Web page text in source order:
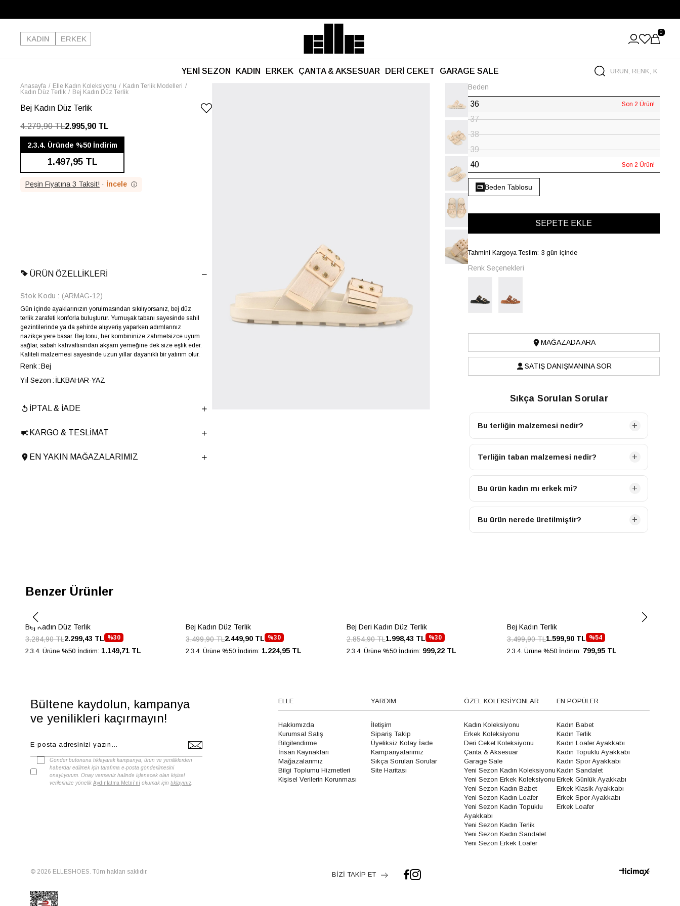
Kargo Ücretsiz!
KADIN
ERKEK
0
YENİ SEZON KADIN ERKEK ÇANTA & AKSESUAR DERİ CEKET GARAGE SALE
Anasayfa Elle Kadın Koleksiyonu
Kadın Terlik Modelleri
Kadın Düz Terlik
Bej Kadın Düz Terlik
Bej Kadın Düz Terlik
4.279,90 TL2.995,90 TL
2.3.4. Üründe %50 İndirim
1.497,95 TL
Peşin Fiyatına 3 Taksit! · İncele ⓘ
ÜRÜN ÖZELLIKLERI
Stok Kodu (ARMAG-12)
Gün içinde ayaklarınızın yorulmasından sıkılıyorsanız, bej düz
terlik zarafeti konforla buluşturur. Yumuşak tabanı sayesinde sahil
gezintilerinde ya da şehirde alışveriş yaparken adımlarınız
nazikçe yere basar. Bej tonu, her kombininize zahmetsizce uyum
sağlar, sabah kahvaltısından akşam yemeğine dek size eşlik eder.
Kaliteli malzemesi sayesinde uzun yıllar dayanıklı bir yatırım olur.
Renk Bej
Yıl Sezon
İLKBAHAR-YAZ
Cinsiyet KADIN
Astar Malzemesi
Tekstil
İPTAL & İADE
KARGO & TESLIMAT
EN YAKIN MAĞAZALARIMIZ
Beden
36 Son 2 Ürün!
37
38
39
40
Son 2 Ürün!
Beden Tablosu
Tahmini Kargoya Teslim: 3 gün içinde
Renk Seçenekleri
MAĞAZADA ARA
SATIŞ DANIŞMANINA SOR
Sıkça Sorulan Sorular
Bu terliğin malzemesi nedir?
Terliğimizin ana malzemesi Tekstil-Poliüretan'dir.
Terliğin taban malzemesi nedir?
Terliğimizin tabanı TERMO malzemeden üretilmiştir.
Bu ürün kadın mı erkek mi?
Bu ürün KADIN kategorisine ait bir modeldir.
Bu ürün nerede üretilmiştir?
Benzer Ürünler
Bej Kadın Düz Terlik
%30
2.299,43 TL
3.284,90 TL
2.3.4. Ürüne %50 İndirim: 1.149,71 TL
Bej Kadın Düz Terlik
%30
2.449,90 TL
3.499,90 TL
2.3.4. Ürüne %50 İndirim: 1.224,95 TL
Bej Deri Kadın Düz Terlik
%30
1.998,43 TL
2.854,90 TL
2.3.4. Ürüne %50 İndirim: 999,22 TL
Bej Kadın Terlik
%54
1.599,90 TL
3.499,90 TL
2.3.4. Ürüne %50 İndirim: 799,95 TL
Bültene kaydolun, kampanya
ve yenilikleri kaçırmayın!
Gönder butonuna tıklayarak kampanya, ürün ve yeniliklerden
haberdar edilmek için tarafıma e-posta gönderilmesini
onaylıyorum. Onay vermeniz halinde işlenecek olan kişisel
verilerinize yönelik Aydınlatma Metni'ni okumak için tıklayınız
ELLE
Hakkımızda
Kurumsal Satış
Bilgilendirme
İnsan Kaynakları
Mağazalarımız
Bilgi Toplumu Hizmetleri
Kişisel Verilerin Korunması
YARDIM
İletişim
Sipariş Takip
Üyeliksiz Kolay İade
Kampanyalarımız
Sıkça Sorulan Sorular
Site Haritası
ÖZEL KOLEKSİYONLAR
Kadın Koleksiyonu
Erkek Koleksiyonu
Deri Ceket Koleksiyonu
Çanta & Aksesuar
Garage Sale
Yeni Sezon Kadın Koleksiyonu
Yeni Sezon Erkek Koleksiyonu
Yeni Sezon Kadın Babet
Yeni Sezon Kadın Loafer
Yeni Sezon Kadın Topuklu
Ayakkabı
Yeni Sezon Kadın Terlik
Yeni Sezon Kadın Sandalet
Yeni Sezon Erkek Loafer
EN POPÜLER
Kadın Babet
Kadın Terlik
Kadın Loafer Ayakkabı
Kadın Topuklu Ayakkabı
Kadın Spor Ayakkabı
Kadın Sandalet
Erkek Günlük Ayakkabı
Erkek Klasik Ayakkabı
Erkek Spor Ayakkabı
Erkek Loafer
© 2026 ELLESHOES. Tüm hakları saklıdır. BİZİ TAKİP ET